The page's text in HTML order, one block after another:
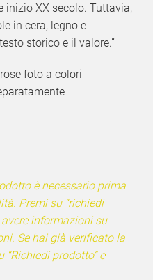
inizio XX secolo. Tuttavia,
in cera, legno e
storico e il valore.”
foto a colori
è necessario prima
Premi su “richiedi
informazioni su
Se hai già verificato la
prodotto” e